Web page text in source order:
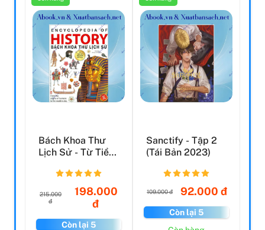
Bách Khoa Thư
Lịch Sử - Từ Tiền
215.000
đ
198.000
đ
Còn lại 5
Sanctify - Tập 2
(Tái Bản 2023)
109.000 đ 92.000 đ
Còn lại 5